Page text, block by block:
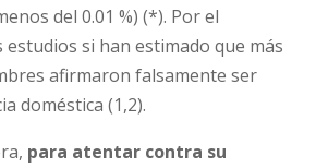
del 0.01 %) (*). Por el
si han estimado que más
afirmaron falsamente ser
doméstica (1,2).
para atentar contra su